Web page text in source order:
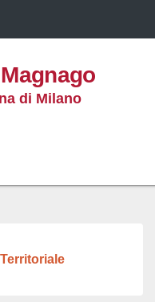
di Milano